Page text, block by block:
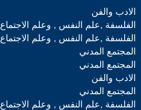
الادب والفن
الفلسفة ,علم النفس , وعلم الاجتماع
الفلسفة ,علم النفس , وعلم الاجتماع
المجتمع المدني
المجتمع المدني
الادب والفن
المجتمع المدني
الفلسفة ,علم النفس , وعلم الاجتماع